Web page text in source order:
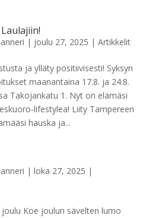
| joulu 27, 2025 | Artikkelit
ja ylläty positiivisesti! Syksyn
maanantaina 17.8. ja 24.8.
Takojankatu 1. Nyt on elämäsi
lifestylea! Liity Tampereen
hauska ja...
| loka 27, 2025 |
Koe joulun sävelten lumo